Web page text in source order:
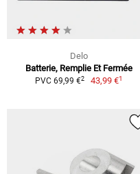
Delo
Batterie, Remplie Et Fermée
PVC 69,99 €2 43,99 €1